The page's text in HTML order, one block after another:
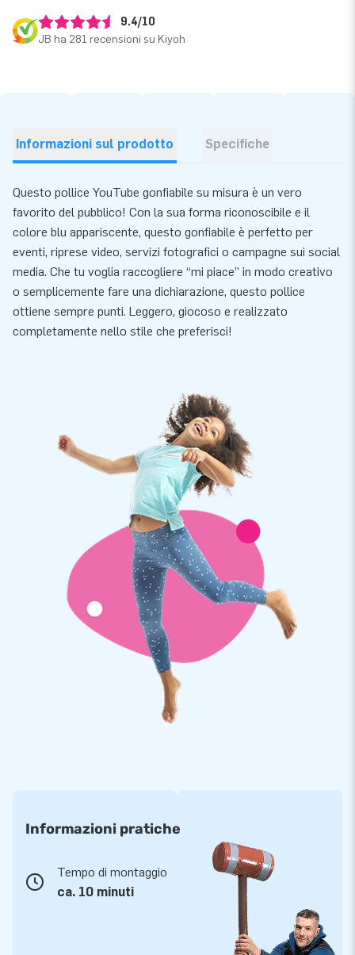
9.4/10
JB ha 281 recensioni su Kiyoh
Informazioni sul prodotto Specifiche
Questo pollice YouTube gonfiabile su misura è un vero
favorito del pubblico! Con la sua forma riconoscibile e il
colore blu appariscente, questo gonfiabile è perfetto per
eventi, riprese video, servizi fotografici o campagne sui social
media. Che tu voglia raccogliere “mi piace” in modo creativo
o semplicemente fare una dichiarazione, questo pollice
ottiene sempre punti. Leggero, giocoso e realizzato
completamente nello stile che preferisci!
Informazioni pratiche
Tempo di montaggio
ca. 10 minuti